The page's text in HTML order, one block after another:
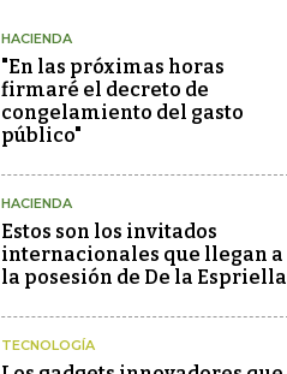
HACIENDA
"En las próximas horas
firmaré el decreto de
congelamiento del gasto
público"
HACIENDA
Estos son los invitados
internacionales que llegan a
la posesión de De la Espriella
TECNOLOGÍA